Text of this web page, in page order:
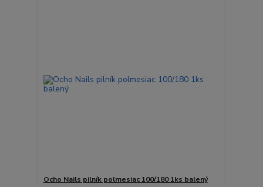
Ocho Nails pilník polmesiac 100/180 1ks balený